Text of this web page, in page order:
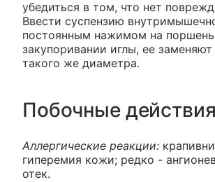
убедиться в том, что нет
Ввести суспензию
постоянным нажимом на
закупоривании иглы, ее заменяют
такого же диаметра.
Побочные действия
Аллергические реакции:
гиперемия кожи; редко -
отек.